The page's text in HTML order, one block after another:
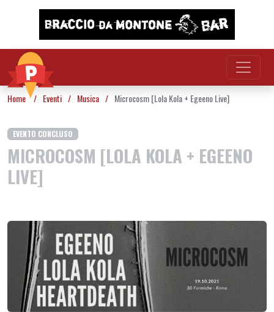
Vai al contenuto
Home / Eventi / Musica / Microcosm [Lola Kola + Egeeno Live]
EVENTO CONCLUSO
MICROCOSM [LOLA KOLA + EGEENO
LIVE]